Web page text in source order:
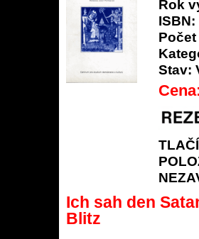
Rok
ISBN:
Stav:
Ich sah den
Blitz